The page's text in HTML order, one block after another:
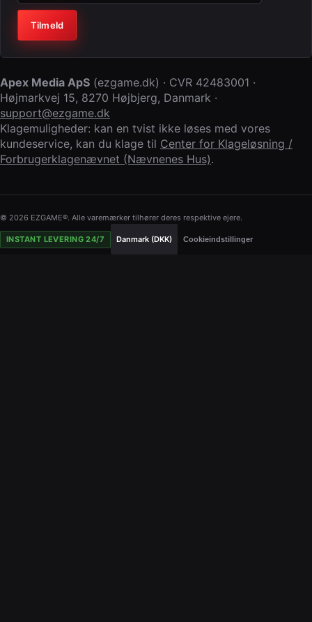
Virksomhed (lad feltet stå tomt)
Tilmeld
Apex Media ApS (ezgame.dk) · CVR 42483001 ·
Højmarkvej 15, 8270 Højbjerg, Danmark ·
support@ezgame.dk
Klagemuligheder: kan en tvist ikke løses med vores
kundeservice, kan du klage til Center for Klageløsning /
Forbrugerklagenævnet (Nævnenes Hus).
© 2026 EZGAME®. Alle varemærker tilhører deres respektive ejere.
INSTANT LEVERING 24/7 Danmark (DKK) Cookieindstillinger